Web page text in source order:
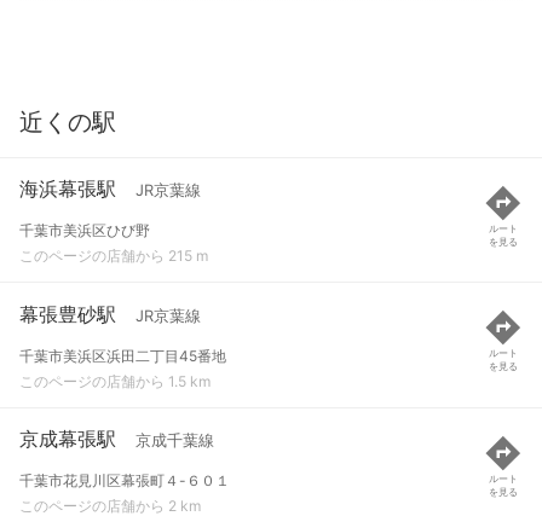
近くの駅
海浜幕張駅 JR京葉線
千葉市美浜区ひび野
このページの店舗から 215 m
ルート
を見る
幕張豊砂駅 JR京葉線
千葉市美浜区浜田二丁目45番地
このページの店舗から 1.5 km
ルート
を見る
京成幕張駅 京成千葉線
千葉市花見川区幕張町４-６０１
このページの店舗から 2 km
ルート
を見る